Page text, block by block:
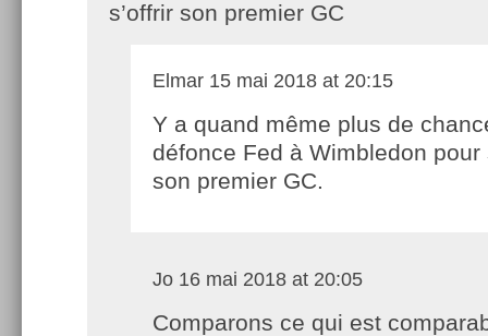
s’offrir son premier GC
Elmar 15 mai 2018 at 20:15
Y a quand même plus de
défonce Fed à Wimbledon pour
son premier GC.
Jo 16 mai 2018 at 20:05
Comparons ce qui est